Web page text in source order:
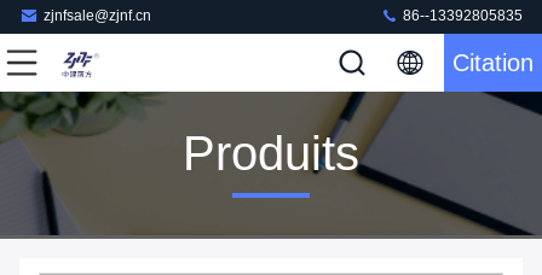
zjnfsale@zjnf.cn 86--13392805835
Citation
Produits